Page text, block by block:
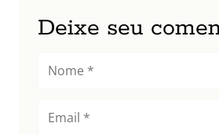
Deixe seu